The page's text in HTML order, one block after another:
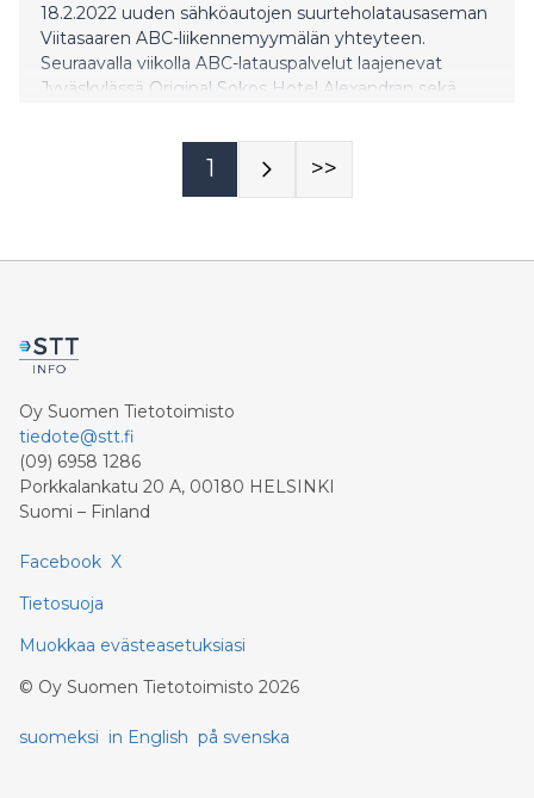
18.2.2022 uuden sähköautojen suurteholatausaseman
Viitasaaren ABC-liikennemyymälän yhteyteen.
Seuraavalla viikolla ABC-latauspalvelut laajenevat
Jyväskylässä Original Sokos Hotel Alexandran sekä
1 >>
Oy Suomen Tietotoimisto
tiedote@stt.fi
(09) 6958 1286
Porkkalankatu 20 A, 00180 HELSINKI
Suomi – Finland
Facebook X
Tietosuoja
Muokkaa evästeasetuksiasi
© Oy Suomen Tietotoimisto 2026
suomeksi in English på svenska